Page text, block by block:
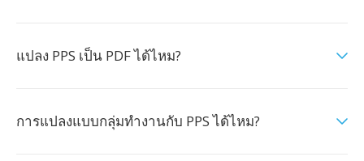
แปลง PPS เป็น PDF ได้ไหม?
การแปลงแบบกลุ่มทำงานกับ PPS ได้ไหม?